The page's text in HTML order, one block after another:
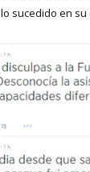
sucedido en su